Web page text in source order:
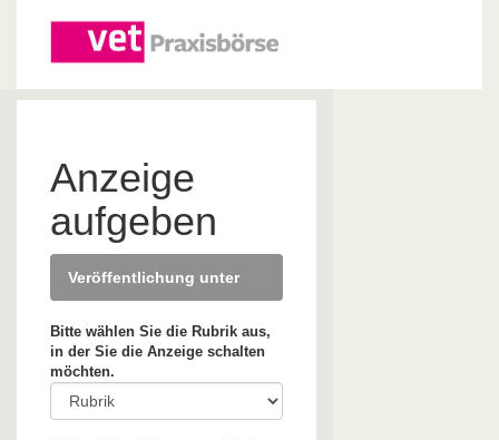
Anzeige
aufgeben
Veröffentlichung unter
Bitte wählen Sie die Rubrik aus,
in der Sie die Anzeige schalten
möchten.